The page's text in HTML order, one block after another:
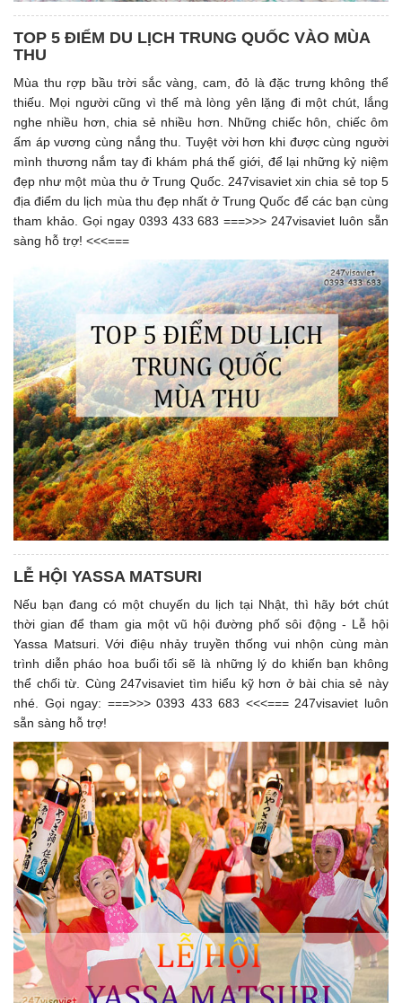
TOP 5 ĐIỂM DU LỊCH TRUNG QUỐC VÀO MÙA
THU
Mùa thu rợp bầu trời sắc vàng, cam, đỏ là đặc trưng không thể
thiếu. Mọi người cũng vì thế mà lòng yên lặng đi một chút, lắng
nghe nhiều hơn, chia sẻ nhiều hơn. Những chiếc hôn, chiếc ôm
ấm áp vương cùng nắng thu. Tuyệt vời hơn khi được cùng người
mình thương nắm tay đi khám phá thế giới, để lại những kỷ niệm
đẹp như một mùa thu ở Trung Quốc. 247visaviet xin chia sẻ top 5
địa điểm du lịch mùa thu đẹp nhất ở Trung Quốc để các bạn cùng
tham khảo. Gọi ngay 0393 433 683 ===>>> 247visaviet luôn sẵn
sàng hỗ trợ! <<<===
LỄ HỘI YASSA MATSURI
Nếu bạn đang có một chuyến du lịch tại Nhật, thì hãy bớt chút
thời gian để tham gia một vũ hội đường phố sôi động - Lễ hội
Yassa Matsuri. Với điệu nhảy truyền thống vui nhộn cùng màn
trình diễn pháo hoa buổi tối sẽ là những lý do khiến bạn không
thể chối từ. Cùng 247visaviet tìm hiểu kỹ hơn ở bài chia sẻ này
nhé. Gọi ngay: ===>>> 0393 433 683 <<<=== 247visaviet luôn
sẵn sàng hỗ trợ!